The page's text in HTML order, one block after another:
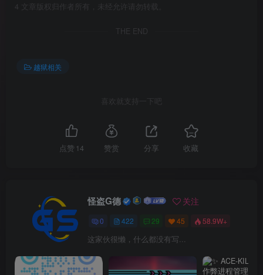
4 文章版权归作者所有，未经允许请勿转载。
THE END
越狱相关
喜欢就支持一下吧
点赞 14 赞赏 分享 收藏
怪盗G德 关注
0 422 29 45 58.9W+
这家伙很懒，什么都没有写...